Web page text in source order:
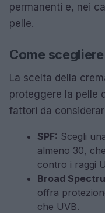
permanenti e, nei
pelle.
Come
La scelta della
proteggere la pelle
fattori da
SPF: Scegli
almeno 30,
contro i raggi
Broad
offra
che UVB.